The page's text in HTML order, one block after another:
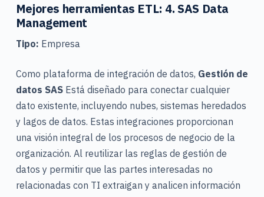
Mejores herramientas ETL: 4. SAS Data
Management
Tipo: Empresa
Como plataforma de integración de datos, Gestión de
datos SASEstá diseñado para conectar cualquier
dato existente, incluyendo nubes, sistemas heredados
y lagos de datos. Estas integraciones proporcionan
una visión integral de los procesos de negocio de la
organización. Al reutilizar las reglas de gestión de
datos y permitir que las partes interesadas no
relacionadas con TI extraigan y analicen información